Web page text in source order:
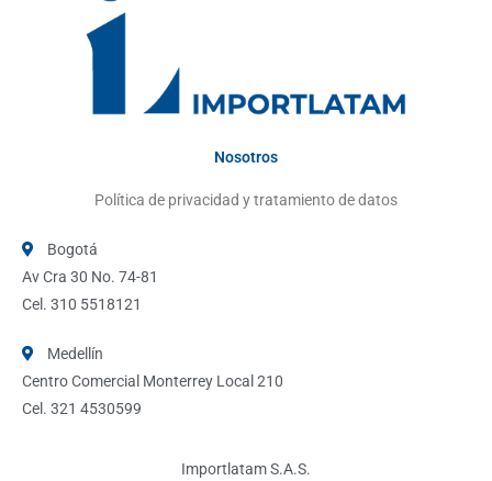
Nosotros
Política de privacidad y tratamiento de datos
Bogotá
Av Cra 30 No. 74-81
Cel. 310 5518121
Medellín
Centro Comercial Monterrey Local 210
Cel. 321 4530599
Importlatam S.A.S.